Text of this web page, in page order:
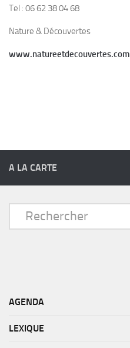
Tel : 06 62 38 04 68
Nature & Découvertes
www.natureetdecouvertes.com
A LA CARTE
AGENDA
LEXIQUE